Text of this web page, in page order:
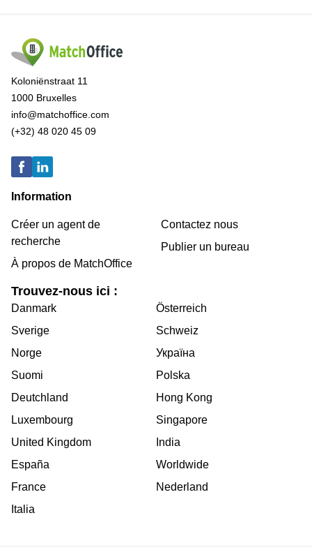
Koloniënstraat 11
1000 Bruxelles
info@matchoffice.com
(+32) 48 020 45 09
Information
Créer un agent de
recherche
À propos de MatchOffice
Contactez nous
Publier un bureau
Trouvez-nous ici :
Danmark
Sverige
Norge
Suomi
Deutchland
Luxembourg
United Kingdom
España
France
Italia
Österreich
Schweiz
Україна
Polska
Hong Kong
Singapore
India
Worldwide
Nederland